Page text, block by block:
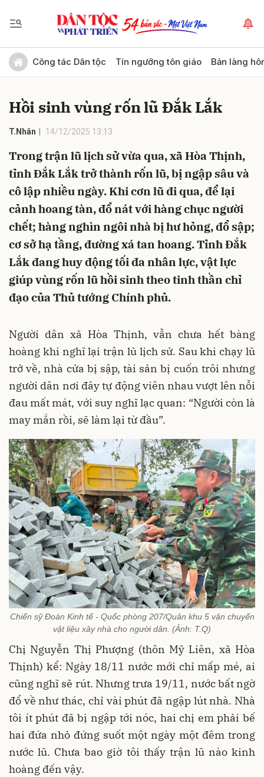
Công tác Dân tộc Tín ngưỡng tôn giáo Bản làng
Hồi sinh vùng rốn lũ Đắk Lắk
T.Nhân 14/12/2025 13:13
Trong trận lũ lịch sử vừa qua, xã Hòa Thịnh,
tỉnh Đắk Lắk trở thành rốn lũ, bị ngập sâu và
cô lập nhiều ngày. Khi cơn lũ đi qua, để lại
cảnh hoang tàn, đổ nát với hàng chục người
chết; hàng nghìn ngôi nhà bị hư hỏng, đổ sập;
cơ sở hạ tầng, đường xá tan hoang. Tỉnh Đắk
Lắk đang huy động tối đa nhân lực, vật lực
giúp vùng rốn lũ hồi sinh theo tinh thần chỉ
đạo của Thủ tướng Chính phủ.
Người dân xã Hòa Thịnh, vẫn chưa hết bàng
hoàng khi nghĩ lại trận lũ lịch sử. Sau khi chạy lũ
trở về, nhà cửa bị sập, tài sản bị cuốn trôi nhưng
người dân nơi đây tự động viên nhau vượt lên nỗi
đau mất mát, với suy nghĩ lạc quan: “Người còn là
may mắn rồi, sẽ làm lại từ đầu”.
Chiến sỹ Đoàn Kinh tế - Quốc phòng 207/Quân khu 5 vận chuyển
vật liệu xây nhà cho người dân. (Ảnh: T.Q)
Chị Nguyễn Thị Phượng (thôn Mỹ Liên, xã Hòa
Thịnh) kể: Ngày 18/11 nước mới chỉ mấp mé, ai
cũng nghĩ sẽ rút. Nhưng trưa 19/11, nước bất ngờ
đổ về như thác, chỉ vài phút đã ngập lút nhà. Nhà
tôi ít phút đã bị ngập tới nóc, hai chị em phải bế
hai đứa nhỏ đứng suốt một ngày một đêm trong
nước lũ. Chưa bao giờ tôi thấy trận lũ nào kinh
hoàng đến vậy.
Gửi bình luận
Hủy Gửi